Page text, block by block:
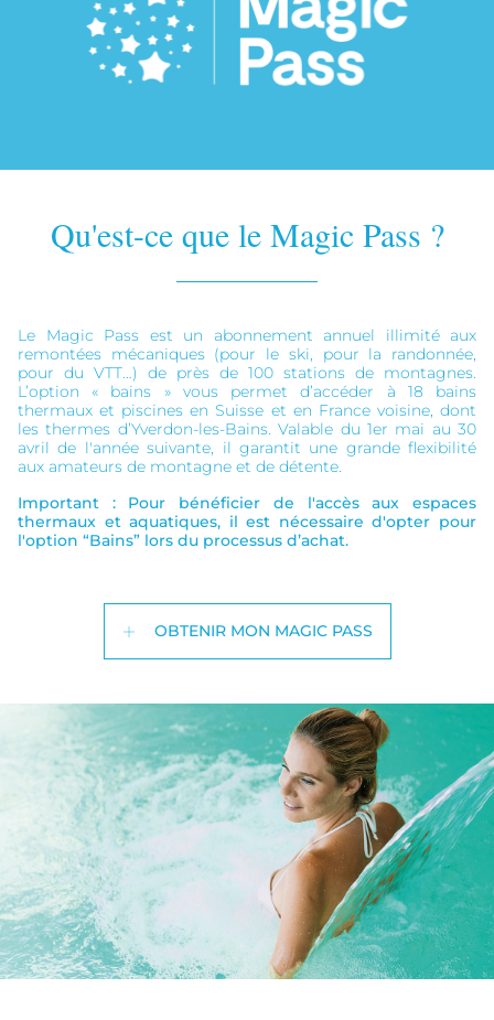
Qu'est-ce que le Magic Pass ?
Le Magic Pass est un abonnement annuel illimité aux
remontées mécaniques (pour le ski, pour la randonnée,
pour du VTT…) de près de 100 stations de montagnes.
L’option « bains » vous permet d’accéder à 18 bains
thermaux et piscines en Suisse et en France voisine, dont
les thermes d’Yverdon-les-Bains. Valable du 1er mai au 30
avril de l'année suivante, il garantit une grande flexibilité
aux amateurs de montagne et de détente.
Important : Pour bénéficier de l'accès aux espaces
thermaux et aquatiques, il est nécessaire d'opter pour
l'option “Bains” lors du processus d’achat.
OBTENIR MON MAGIC PASS